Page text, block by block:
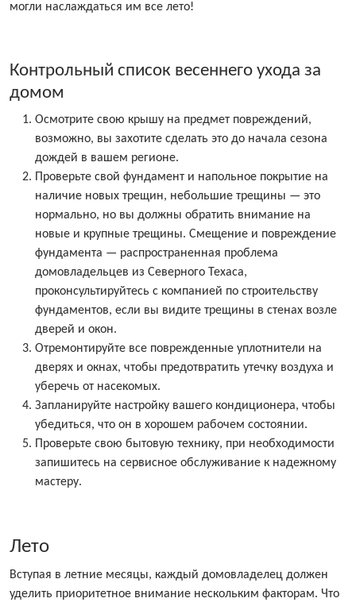
могли наслаждаться им все лето!
Контрольный список весеннего ухода за
домом
Осмотрите свою крышу на предмет повреждений,
возможно, вы захотите сделать это до начала сезона
дождей в вашем регионе.
Проверьте свой фундамент и напольное покрытие на
наличие новых трещин, небольшие трещины — это
нормально, но вы должны обратить внимание на
новые и крупные трещины. Смещение и повреждение
фундамента — распространенная проблема
домовладельцев из Северного Техаса,
проконсультируйтесь с компанией по строительству
фундаментов, если вы видите трещины в стенах возле
дверей и окон.
Отремонтируйте все поврежденные уплотнители на
дверях и окнах, чтобы предотвратить утечку воздуха и
уберечь от насекомых.
Запланируйте настройку вашего кондиционера, чтобы
убедиться, что он в хорошем рабочем состоянии.
Проверьте свою бытовую технику, при необходимости
запишитесь на сервисное обслуживание к надежному
мастеру.
Лето
Вступая в летние месяцы, каждый домовладелец должен
уделить приоритетное внимание нескольким факторам. Что